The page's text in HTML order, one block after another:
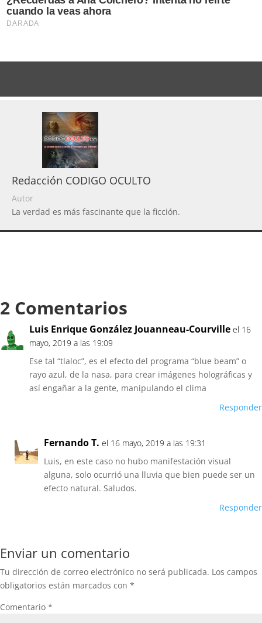
Redacción CODIGO OCULTO
Autor
La verdad es más fascinante que la ficción.
2 Comentarios
Luis Enrique González Jouanneau-Courville el 16
mayo, 2019 a las 19:09
Ese tal “tlaloc”, es el efecto del programa “blue beam” o
rayo azul, de la nasa, para crear imágenes holográficas y
así engañar a la gente, manipulando el clima
Responder
Fernando T. el 16 mayo, 2019 a las 19:31
Luis, en este caso no hubo manifestación visual
alguna, solo ocurrió una lluvia que bien puede ser un
efecto natural. Saludos.
Responder
Enviar un comentario
Tu dirección de correo electrónico no será publicada. Los campos
obligatorios están marcados con *
Comentario *